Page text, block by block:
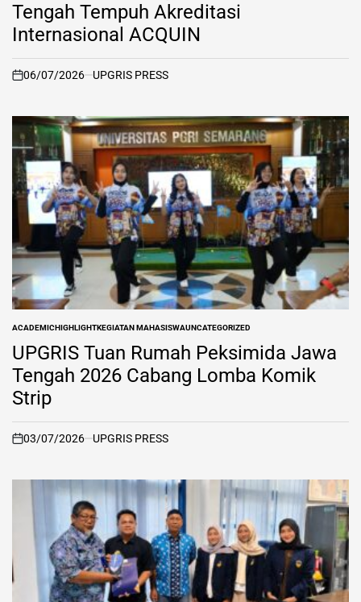
Tengah Tempuh Akreditasi
Internasional ACQUIN
on
06/07/2026 UPGRIS PRESS
POSTED
IN
ACADEMICHIGHLIGHTKEGIATAN MAHASISWAUNCATEGORIZED
UPGRIS Tuan Rumah Peksimida Jawa
Tengah 2026 Cabang Lomba Komik
Strip
on
03/07/2026 UPGRIS PRESS